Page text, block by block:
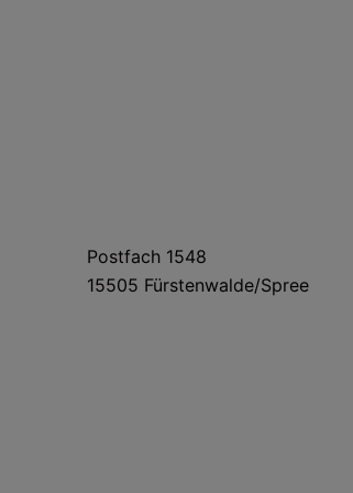
Postfach 1548
15505 Fürstenwalde/Spree